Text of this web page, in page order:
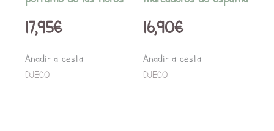
17,95€
Añadir a cesta
DJECO
16,90€
Añadir a cesta
DJECO